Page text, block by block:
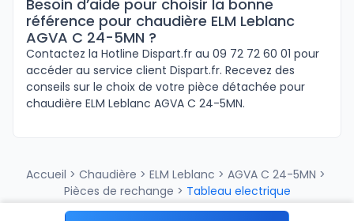
Besoin d’aide pour choisir la bonne
référence pour chaudière ELM Leblanc
AGVA C 24-5MN ?
Contactez la Hotline Dispart.fr au 09 72 72 60 01 pour
accéder au service client Dispart.fr. Recevez des
conseils sur le choix de votre pièce détachée pour
chaudière ELM Leblanc AGVA C 24-5MN.
Accueil > Chaudière > ELM Leblanc > AGVA C 24-5MN >
Pièces de rechange > Tableau electrique